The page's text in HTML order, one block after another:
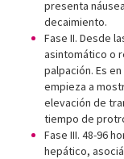
presenta
decaimiento.
Fase II. Desde
asintomático o
palpación. Es
empieza a
elevación de
tiempo de
Fase III. 48-96
hepático,